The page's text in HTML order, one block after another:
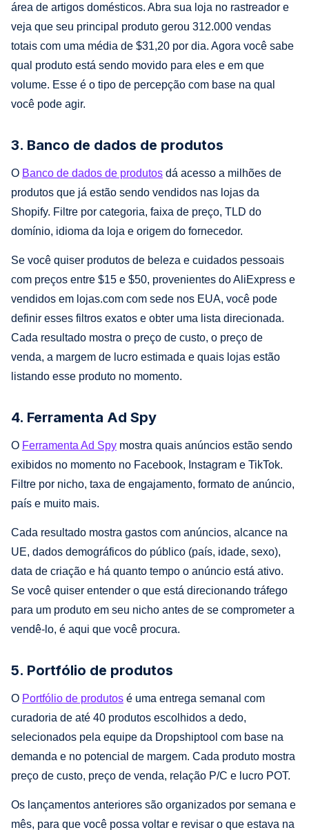
área de artigos domésticos. Abra sua loja no rastreador e
veja que seu principal produto gerou 312.000 vendas
totais com uma média de $31,20 por dia. Agora você sabe
qual produto está sendo movido para eles e em que
volume. Esse é o tipo de percepção com base na qual
você pode agir.
3. Banco de dados de produtos
O Banco de dados de produtos dá acesso a milhões de
produtos que já estão sendo vendidos nas lojas da
Shopify. Filtre por categoria, faixa de preço, TLD do
domínio, idioma da loja e origem do fornecedor.
Se você quiser produtos de beleza e cuidados pessoais
com preços entre $15 e $50, provenientes do AliExpress e
vendidos em lojas.com com sede nos EUA, você pode
definir esses filtros exatos e obter uma lista direcionada.
Cada resultado mostra o preço de custo, o preço de
venda, a margem de lucro estimada e quais lojas estão
listando esse produto no momento.
4. Ferramenta Ad Spy
O Ferramenta Ad Spy mostra quais anúncios estão sendo
exibidos no momento no Facebook, Instagram e TikTok.
Filtre por nicho, taxa de engajamento, formato de anúncio,
país e muito mais.
Cada resultado mostra gastos com anúncios, alcance na
UE, dados demográficos do público (país, idade, sexo),
data de criação e há quanto tempo o anúncio está ativo.
Se você quiser entender o que está direcionando tráfego
para um produto em seu nicho antes de se comprometer a
vendê-lo, é aqui que você procura.
5. Portfólio de produtos
O Portfólio de produtos é uma entrega semanal com
curadoria de até 40 produtos escolhidos a dedo,
selecionados pela equipe da Dropshiptool com base na
demanda e no potencial de margem. Cada produto mostra
preço de custo, preço de venda, relação P/C e lucro POT.
Os lançamentos anteriores são organizados por semana e
mês, para que você possa voltar e revisar o que estava na